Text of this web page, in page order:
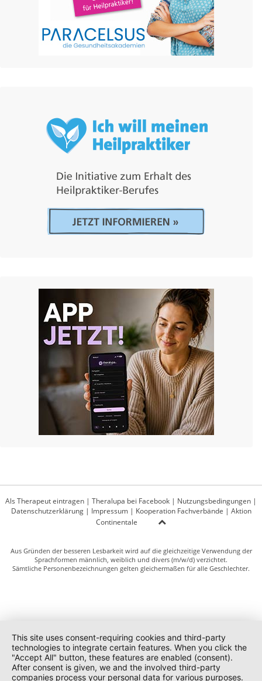
Als Therapeut eintragen | Theralupa bei Facebook | Nutzungsbedingungen |
Datenschutzerklärung| Impressum| Kooperation Fachverbände | Aktion
Continentale
Aus Gründen der besseren Lesbarkeit wird auf die gleichzeitige Verwendung der
Sprachformen männlich, weiblich und divers (m/w/d) verzichtet.
Sämtliche Personenbezeichnungen gelten gleichermaßen für alle Geschlechter.
This site uses consent-requiring cookies and third-party
technologies to integrate certain features. When you click the
"Accept All" button, these features are enabled (consent).
After consent is given, we and the involved third-party
companies process your personal data for various purposes.